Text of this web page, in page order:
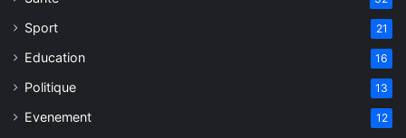
Sport 21
Education 16
Politique 13
Evenement 12